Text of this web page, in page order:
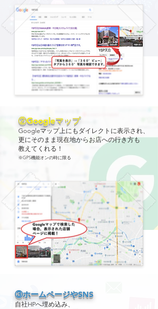
②Googleマップ
Googleマップ上にもダイレクトに表示され、
更にそのまま現在地からお店への行き方も
教えてくれる！
※GPS機能オンの時に限る
③ホームページやSNS
自社HPへ埋め込み、